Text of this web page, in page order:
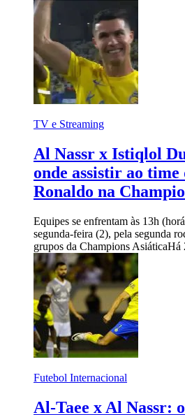
TV e Streaming
Al Nassr x Istiqlol
onde assistir ao
Ronaldo na
Equipes se enfrentam às 13h
segunda-feira (2), pela segunda
grupos da Champions AsiáticaHá
Futebol Internacional
Al-Taee x Al Nassr: